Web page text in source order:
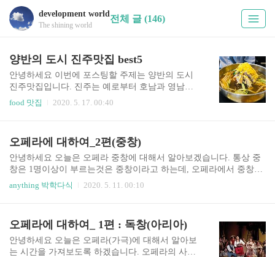
development world
The shining world
전체 글 (146)
양반의 도시 진주맛집 best5
안녕하세요 이번에 포스팅할 주제는 양반의 도시
진주맛집입니다. 진주는 예로부터 호남과 영남을
잇는 중요한 교통의 요충지로서 임진왜란 당시 김
도시 진주의 맛집을 알아보도록 하겠습니다. 1. 하
연옥(진주냉면) 첫번째 진주맛집은 진주냉면으로
유명한 하연옥입니다. 진주냉면은 평양냉면, 함흥
냉면과 같이 우리나라의 3대 냉면중 하나로 꼽히는
데요. 진주냉면은 해산물과 소고기육수의 절묘한
후 진주냉면의 상업화가 이루어졌다고 하네요. 육
전을 올려주는것도 특징인데 이 육전맛이 기가막
힙니다. ..
food 맛집 2020. 5. 17. 00:40
오페라에 대하여_2편(중창)
안녕하세요 오늘은 오페라 중창에 대해서 알아보겠습니다. 통상 중
창은 1명이상이 부르는것은 중창이라고 하는데, 오페라에서 중창은
인물의 성격, 스토리진행에 있어서 중요한 역할을 차지하고 오페라
의 전체분량 가운데서도 차지하는 분량이 크다고 할 수 있습니다. 대
해보시겠습니다. https://www.youtube.com/watch?v=lcCUm3ZhRzA htt
ps://www.youtube.com/watch?v=monEqnT0Eg0 이렇듯 둘간의 호흡이
중요하며, 스토리의 진행에 있어서 큰 역할을 한다는 것을 알수 있습
anything 박학다식 2020. 5. 11. 00:10
오페라에 대하여_ 1편 : 독창(아리아)
안녕하세요 오늘은 오페라(가극)에 대해서 알아보
는 시간을 가져보도록 하겠습니다. 오페라의 사전